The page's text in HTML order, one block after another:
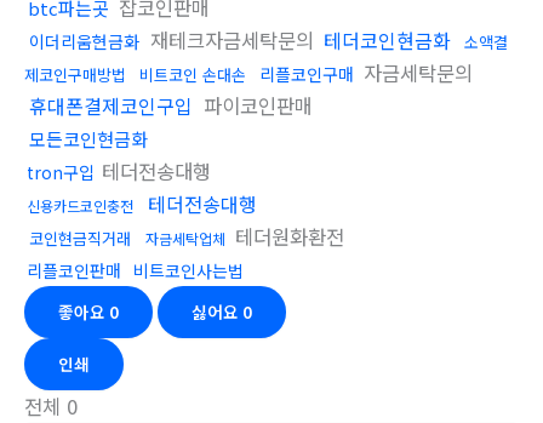
btc파는곳 잡코인판매
이더리움현금화 재테크자금세탁문의 테더코인현금화 소액결
제코인구매방법
비트코인 손대손 리플코인구매 자금세탁문의
휴대폰결제코인구입 파이코인판매
모든코인현금화
tron구입 테더전송대행
신용카드코인충전 테더전송대행
코인현금직거래 자금세탁업체 테더원화환전
리플코인판매 비트코인사는법
좋아요 0 싫어요 0
인쇄
전체 0